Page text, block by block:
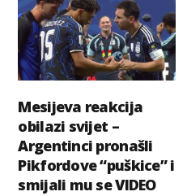
Mesijeva reakcija
obilazi svijet –
Argentinci pronašli
Pikfordove “puškice” i
smijali mu se VIDEO